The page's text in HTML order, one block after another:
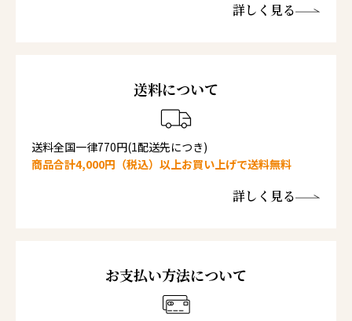
詳しく見る
送料について
送料全国一律770円(1配送先につき)
商品合計4,000円（税込）以上お買い上げで送料無料
詳しく見る
お支払い方法について